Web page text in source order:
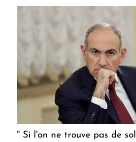
" Si l'on ne trouve pas de